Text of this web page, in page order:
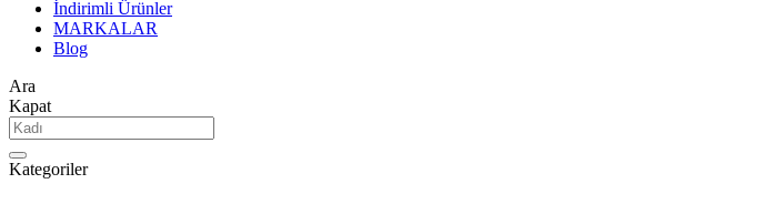
İndirimli Ürünler
MARKALAR
Blog
Ara
Kapat
Kategoriler